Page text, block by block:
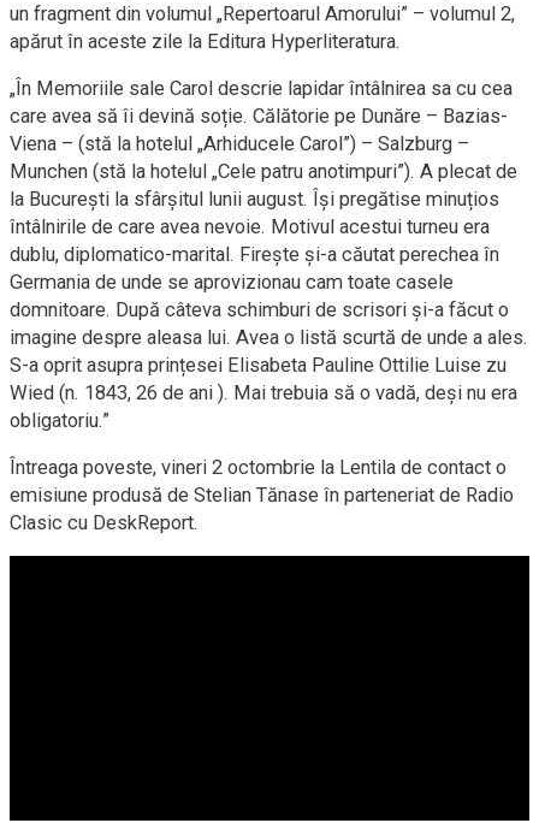
un fragment din volumul „Repertoarul Amorului” – volumul 2,
apărut în aceste zile la Editura Hyperliteratura.
„În Memoriile sale Carol descrie lapidar întâlnirea sa cu cea
care avea să îi devină soție. Călătorie pe Dunăre – Bazias-
Viena – (stă la hotelul „Arhiducele Carol”) – Salzburg –
Munchen (stă la hotelul „Cele patru anotimpuri”). A plecat de
la București la sfârșitul lunii august. Își pregătise minuțios
întâlnirile de care avea nevoie. Motivul acestui turneu era
dublu, diplomatico-marital. Firește și-a căutat perechea în
Germania de unde se aprovizionau cam toate casele
domnitoare. După câteva schimburi de scrisori și-a făcut o
imagine despre aleasa lui. Avea o listă scurtă de unde a ales.
S-a oprit asupra prințesei Elisabeta Pauline Ottilie Luise zu
Wied (n. 1843, 26 de ani ). Mai trebuia să o vadă, deși nu era
obligatoriu.”
Întreaga poveste, vineri 2 octombrie la Lentila de contact o
emisiune produsă de Stelian Tănase în parteneriat de Radio
Clasic cu DeskReport.